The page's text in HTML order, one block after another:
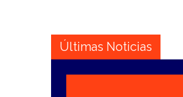
Últimas Noticias